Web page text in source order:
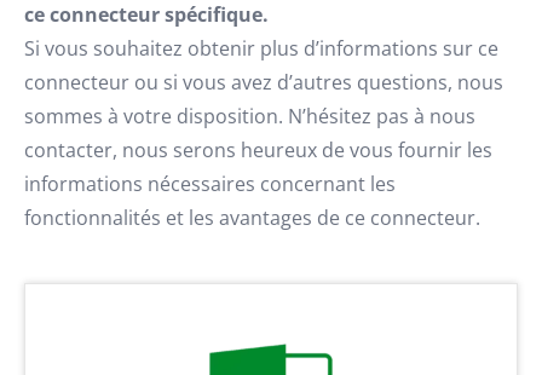
ce connecteur spécifique.
Si vous souhaitez obtenir plus d’informations sur ce
connecteur ou si vous avez d’autres questions, nous
sommes à votre disposition. N’hésitez pas à nous
contacter, nous serons heureux de vous fournir les
informations nécessaires concernant les
fonctionnalités et les avantages de ce connecteur.